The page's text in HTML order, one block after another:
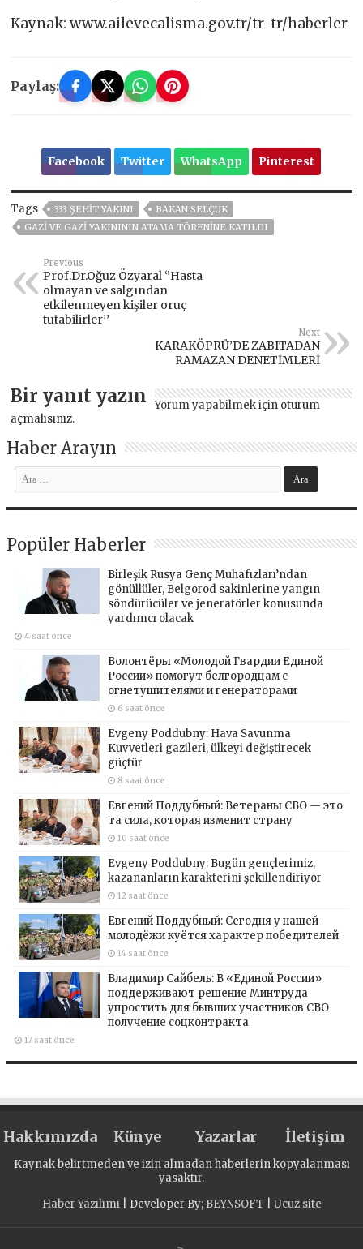
Kaynak: www.ailevecalisma.gov.tr/tr-tr/haberler
Paylaş:
Facebook Twitter WhatsApp Pinterest
Tags 333 ŞEHIT YAKINI
BAKAN SELÇUK
GAZI VE GAZI YAKINININ ATAMA TÖRENINE KATILDI
Previous
Prof.Dr.Oğuz Özyaral ‘’Hasta
olmayan ve salgından
etkilenmeyen kişiler oruç
tutabilirler’’
Next
KARAKÖPRÜ’DE ZABITADAN
RAMAZAN DENETİMLERİ
Bir yanıt yazın Yorum yapabilmek için oturum
açmalısınız.
Haber Arayın
Popüler Haberler
Birleşik Rusya Genç Muhafızları’ndan
gönüllüler, Belgorod sakinlerine yangın
söndürücüler ve jeneratörler konusunda
yardımcı olacak
4 saat önce
Волонтёры «Молодой Гвардии Единой
России» помогут белгородцам с
огнетушителями и генераторами
6 saat önce
Evgeny Poddubny: Hava Savunma
Kuvvetleri gazileri, ülkeyi değiştirecek
güçtür
8 saat önce
Евгений Поддубный: Ветераны СВО — это
та сила, которая изменит страну
10 saat önce
Evgeny Poddubny: Bugün gençlerimiz,
kazananların karakterini şekillendiriyor
12 saat önce
Евгений Поддубный: Сегодня у нашей
молодёжи куётся характер победителей
14 saat önce
Владимир Сайбель: В «Единой России»
поддерживают решение Минтруда
упростить для бывших участников СВО
получение соцконтракта
17 saat önce
Hakkımızda Künye Yazarlar İletişim
Kaynak belirtmeden ve izin almadan haberlerin kopyalanması
yasaktır.
Haber Yazılımı| Developer By; BEYNSOFT Ucuz site